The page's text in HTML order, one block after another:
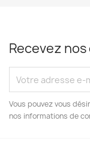
Recevez
Vous pouvez vous
nos informations de